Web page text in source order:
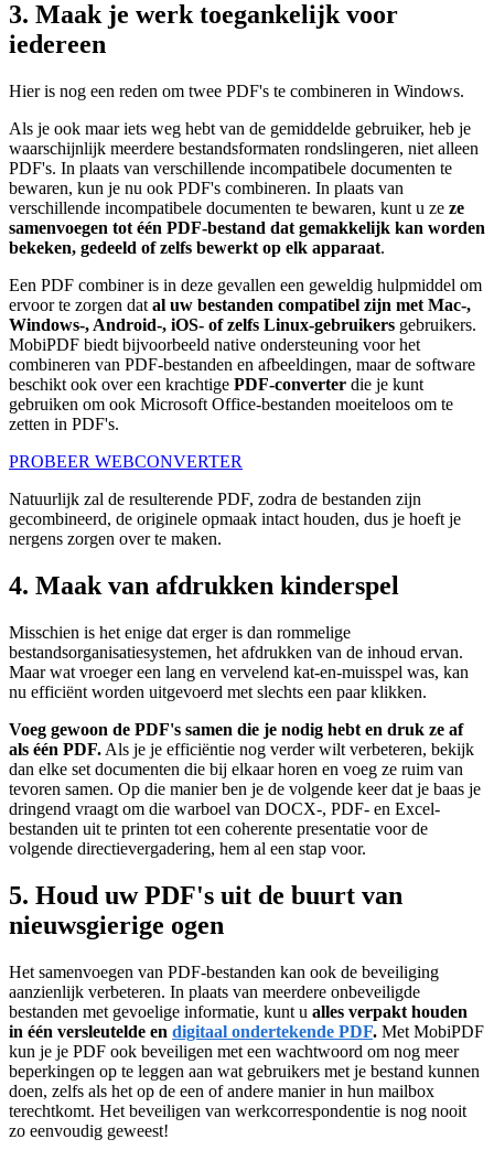
3. Maak je werk toegankelijk voor
iedereen
Hier is nog een reden om twee PDF's te combineren in Windows.
Als je ook maar iets weg hebt van de gemiddelde gebruiker, heb je
waarschijnlijk meerdere bestandsformaten rondslingeren, niet alleen
PDF's. In plaats van verschillende incompatibele documenten te
bewaren, kun je nu ook PDF's combineren. In plaats van
verschillende incompatibele documenten te bewaren, kunt u ze ze
samenvoegen tot één PDF-bestand dat gemakkelijk kan worden
bekeken, gedeeld of zelfs bewerkt op elk apparaat.
Een PDF combiner is in deze gevallen een geweldig hulpmiddel om
ervoor te zorgen dat al uw bestanden compatibel zijn met Mac-,
Windows-, Android-, iOS- of zelfs Linux-gebruikers gebruikers.
MobiPDF biedt bijvoorbeeld native ondersteuning voor het
combineren van PDF-bestanden en afbeeldingen, maar de software
beschikt ook over een krachtige PDF-converter die je kunt
gebruiken om ook Microsoft Office-bestanden moeiteloos om te
zetten in PDF's.
PROBEER WEBCONVERTER
Natuurlijk zal de resulterende PDF, zodra de bestanden zijn
gecombineerd, de originele opmaak intact houden, dus je hoeft je
nergens zorgen over te maken.
4. Maak van afdrukken kinderspel
Misschien is het enige dat erger is dan rommelige
bestandsorganisatiesystemen, het afdrukken van de inhoud ervan.
Maar wat vroeger een lang en vervelend kat-en-muisspel was, kan
nu efficiënt worden uitgevoerd met slechts een paar klikken.
Voeg gewoon de PDF's samen die je nodig hebt en druk ze af
als één PDF. Als je je efficiëntie nog verder wilt verbeteren, bekijk
dan elke set documenten die bij elkaar horen en voeg ze ruim van
tevoren samen. Op die manier ben je de volgende keer dat je baas je
dringend vraagt om die warboel van DOCX-, PDF- en Excel-
bestanden uit te printen tot een coherente presentatie voor de
volgende directievergadering, hem al een stap voor.
5. Houd uw PDF's uit de buurt van
nieuwsgierige ogen
Het samenvoegen van PDF-bestanden kan ook de beveiliging
aanzienlijk verbeteren. In plaats van meerdere onbeveiligde
bestanden met gevoelige informatie, kunt u alles verpakt houden
in één versleutelde en digitaal ondertekende PDF. Met MobiPDF
kun je je PDF ook beveiligen met een wachtwoord om nog meer
beperkingen op te leggen aan wat gebruikers met je bestand kunnen
doen, zelfs als het op de een of andere manier in hun mailbox
terechtkomt. Het beveiligen van werkcorrespondentie is nog nooit
zo eenvoudig geweest!